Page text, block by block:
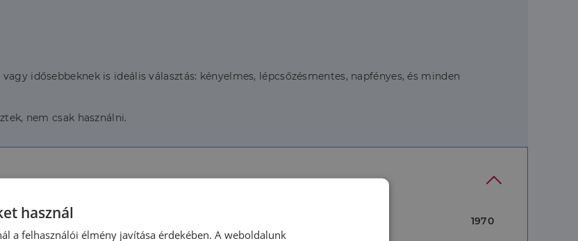
idősebbeknek is ideális választás: kényelmes, lépcsőzésmentes, napfényes, és minden
nem csak használni.
jó állapotú
1970
használ
a felhasználói élmény javítása érdekében. A weboldalunk